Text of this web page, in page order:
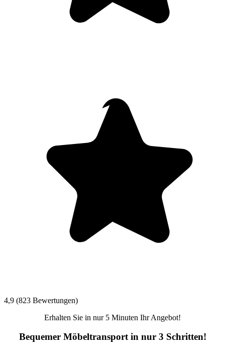
4,9 (823 Bewertungen)
Erhalten Sie in nur 5 Minuten Ihr Angebot!
Bequemer Möbeltransport in nur 3 Schritten!